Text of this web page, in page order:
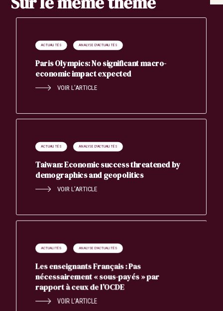
ACTUALITÉS ANALYSE D'ACTUALITÉS
Paris Olympics: No significant macro-
economic impact expected
VOIR L’ARTICLE
ACTUALITÉS ANALYSE D'ACTUALITÉS
Taiwan: Economic success threatened by
demographics and geopolitics
VOIR L’ARTICLE
ACTUALITÉS ANALYSE D'ACTUALITÉS
Les enseignants Français : Pas
nécessairement « sous-payés » par
rapport à ceux de l’OCDE
VOIR L’ARTICLE